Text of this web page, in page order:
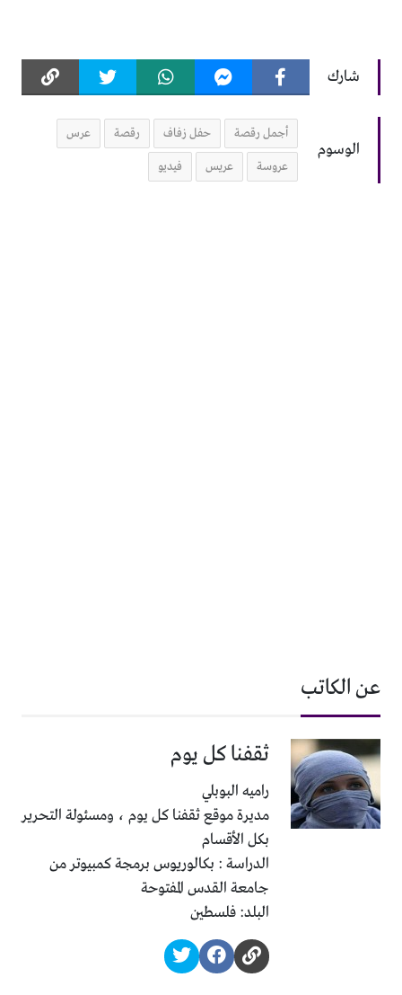
شارك
الوسوم
أجمل رقصة حفل زفاف رقصة عرس
عروسة عريس فيديو
عن الكاتب
ثقفنا كل يوم
راميه البوبلي
مديرة موقع ثقفنا كل يوم ، ومسئولة التحرير
بكل الأقسام
الدراسة : بكالوريوس برمجة كمبيوتر من
جامعة القدس المفتوحة
البلد: فلسطين